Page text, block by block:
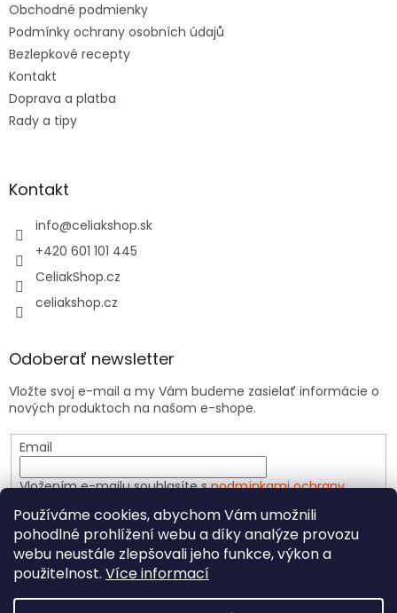
Používáme cookies, abychom Vám umožnili
pohodlné prohlížení webu a díky analýze provozu
webu neustále zlepšovali jeho funkce, výkon a
použitelnost. Více informací
e
Obchodné podmienky
Podmínky ochrany osobních údajů
Bezlepkové recepty
Kontakt
Doprava a platba
Rady a tipy
Kontakt
info@celiakshop.sk
+420 601 101 445
CeliakShop.cz
celiakshop.cz
Odoberať newsletter
Vložte svoj e-mail a my Vám budeme zasielať informácie o
nových produktoch na našom e-shope.
Email
Vložením e-mailu souhlasíte spodmínkami ochrany
PRIHLÁSIŤ SA